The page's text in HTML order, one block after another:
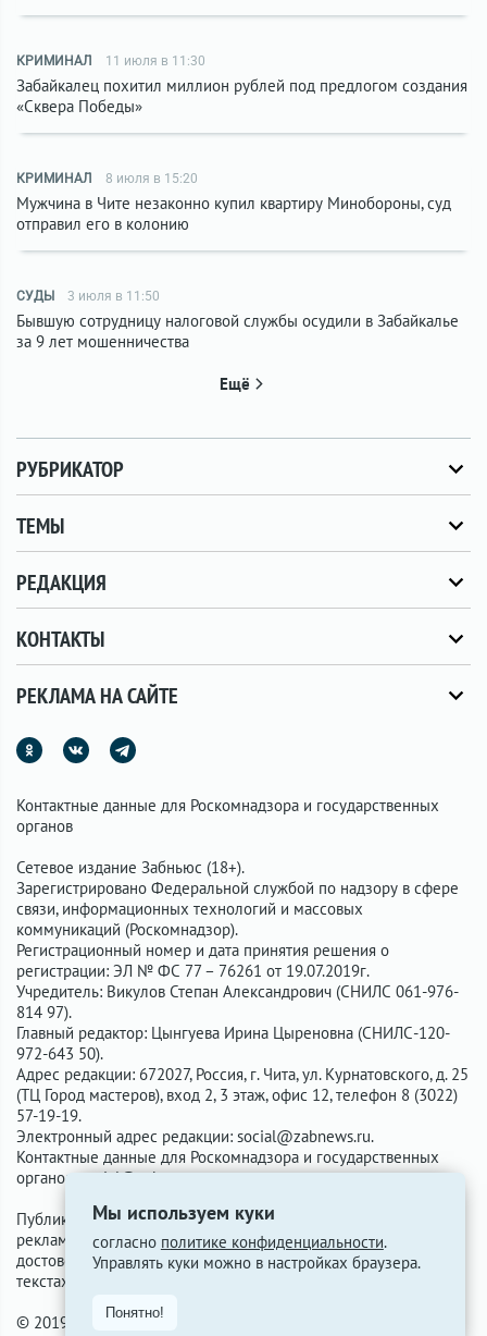
Мы используем куки
согласно политике конфиденциальности.
Управлять куки можно в настройках браузера.
Понятно!
КРИМИНАЛ 11 июля в 11:30
Забайкалец похитил миллион рублей под предлогом создания
«Сквера Победы»
КРИМИНАЛ 8 июля в 15:20
Мужчина в Чите незаконно купил квартиру Минобороны, суд
отправил его в колонию
СУДЫ 3 июля в 11:50
Бывшую сотрудницу налоговой службы осудили в Забайкалье
за 9 лет мошенничества
Ещё
РУБРИКАТОР
ТЕМЫ
РЕДАКЦИЯ
КОНТАКТЫ
РЕКЛАМА НА САЙТЕ
Контактные данные для Роскомнадзора и государственных
органов
Сетевое издание Забньюс (18+).
Зарегистрировано Федеральной службой по надзору в сфере
связи, информационных технологий и массовых
коммуникаций (Роскомнадзор).
Регистрационный номер и дата принятия решения о
регистрации: ЭЛ № ФС 77 – 76261 от 19.07.2019г.
Учредитель: Викулов Степан Александрович (СНИЛС 061-976-
814 97).
Главный редактор: Цынгуева Ирина Цыреновна (СНИЛС-120-
972-643 50).
Адрес редакции: 672027, Россия, г. Чита, ул. Курнатовского, д. 25
(ТЦ Город мастеров), вход 2, 3 этаж, офис 12, телефон 8 (3022)
57-19-19.
Электронный адрес редакции: social@zabnews.ru.
Контактные данные для Роскомнадзора и государственных
органов:
social@zabnews.ru.
Публикации с пометками «Реклама», «Выборы» оплачены
рекламодателем. Редакция сайта не несёт ответственности за
достоверность информации, содержащейся в рекламных
текстах.
© 2019-2026 ZabNews